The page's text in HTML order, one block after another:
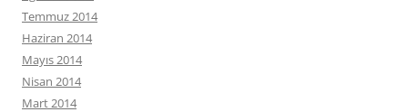
Temmuz 2014
Haziran 2014
Mayıs 2014
Nisan 2014
Mart 2014